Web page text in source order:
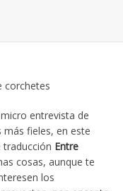
entrevista de
más fieles, en este
traducción Entre
cosas, aunque te
los